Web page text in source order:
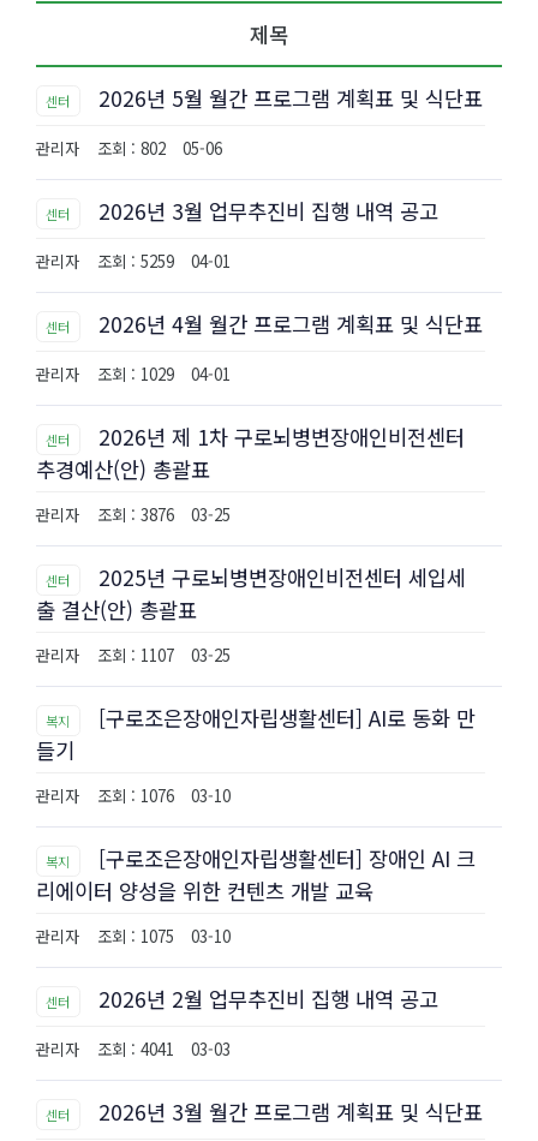
제목
센터 2026년 5월 월간 프로그램 계획표 및 식단표
관리자 조회 : 802 05-06
센터 2026년 3월 업무추진비 집행 내역 공고
관리자 조회 : 5259 04-01
센터 2026년 4월 월간 프로그램 계획표 및 식단표
관리자 조회 : 1029 04-01
센터
2026년 제 1차 구로뇌병변장애인비전센터
추경예산(안) 총괄표
관리자 조회 : 3876 03-25
센터
2025년 구로뇌병변장애인비전센터 세입세
출 결산(안) 총괄표
관리자 조회 : 1107 03-25
복지
[구로조은장애인자립생활센터] AI로 동화 만
들기
관리자 조회 : 1076 03-10
복지
[구로조은장애인자립생활센터] 장애인 AI 크
리에이터 양성을 위한 컨텐츠 개발 교육
관리자 조회 : 1075 03-10
센터 2026년 2월 업무추진비 집행 내역 공고
관리자 조회 : 4041 03-03
센터 2026년 3월 월간 프로그램 계획표 및 식단표